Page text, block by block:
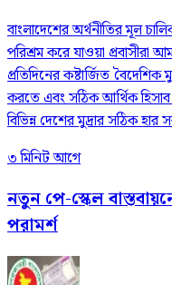
বাংলাদেশের অর্থনীতির মূল
পরিশ্রম করে যাওয়া প্রবাসীরা
প্রতিদিনের কষ্টার্জিত
করতে এবং সঠিক আর্থিক হিসাব
বিভিন্ন দেশের মুদ্রার সঠিক হার
৩ মিনিট আগে
নতুন পে-স্কেল
পরামর্শ